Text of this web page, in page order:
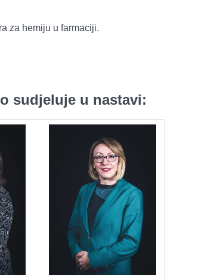
za hemiju u farmaciji.
sudjeluje u nastavi: